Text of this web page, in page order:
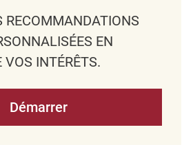
RECOMMANDATIONS
EN
VOS INTÉRÊTS.
Démarrer